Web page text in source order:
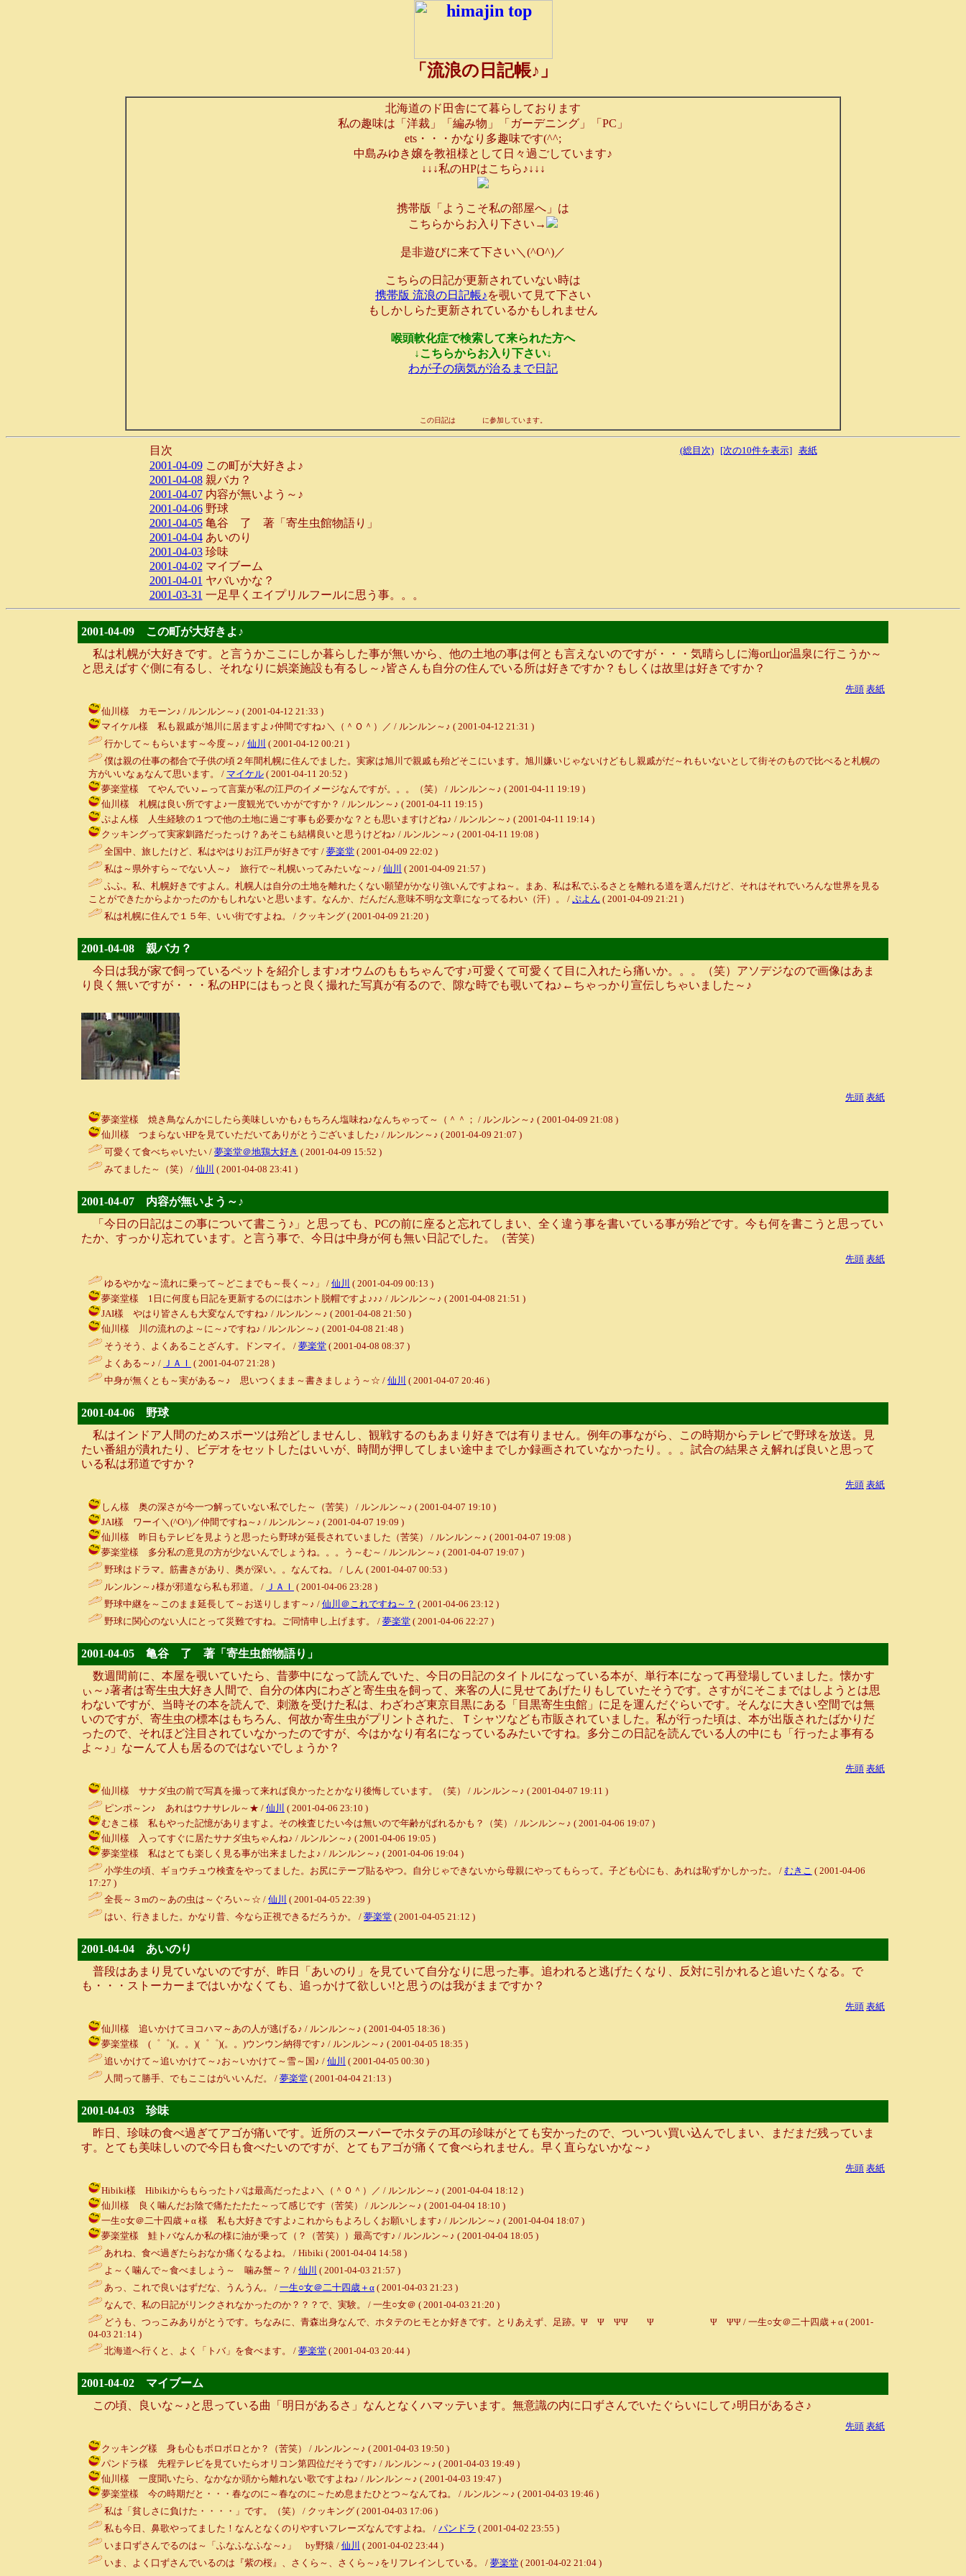
「流浪の日記帳♪」
北海道のド田舎にて暮らしております
私の趣味は「洋裁」「編み物」「ガーデニング」「PC」
ets・・・かなり多趣味です(^^;
中島みゆき嬢を教祖様として日々過ごしています♪
↓↓↓私のHPはこちら♪↓↓↓
携帯版「ようこそ私の部屋へ」は
こちらからお入り下さい→
是非遊びに来て下さい＼(^O^)／
こちらの日記が更新されていない時は
携帯版 流浪の日記帳♪を覗いて見て下さい
もしかしらた更新されているかもしれません
喉頭軟化症で検索して来られた方へ
↓こちらからお入り下さい↓
わが子の病気が治るまで日記
この日記は に参加しています。
目次 (総目次) [次の10件を表示] 表紙
2001-04-09この町が大好きよ♪
2001-04-08親バカ？
2001-04-07内容が無いよう～♪
2001-04-06野球
2001-04-05亀谷 了 著「寄生虫館物語り」
2001-04-04あいのり
2001-04-03珍味
2001-04-02 マイブーム
2001-04-01 ヤバいかな？
2001-03-31 一足早くエイプリルフールに思う事。。。
2001-04-09 この町が大好きよ♪
私は札幌が大好きです。と言うかここにしか暮らした事が無いから、他の土地の事は何とも言えないのですが・・・気晴らしに海or山or温泉に行こうか～
と思えばすぐ側に有るし、それなりに娯楽施設も有るし～♪皆さんも自分の住んでいる所は好きですか？もしくは故里は好きですか？
先頭 表紙
仙川樣 カモーン♪ / ルンルン～♪ ( 2001-04-12 21:33 )
マイケル樣 私も親戚が旭川に居ますよ♪仲間ですね♪＼（＾Ｏ＾）／ / ルンルン～♪ ( 2001-04-12 21:31 )
行かして～もらいます～今度～♪ / 仙川 ( 2001-04-12 00:21 )
僕は親の仕事の都合で子供の頃２年間札幌に住んでました。実家は旭川で親戚も殆どそこにいます。旭川嫌いじゃないけどもし親戚がだ～れもいないとして街そのもので比べると札幌の
方がいいなぁなんて思います。 / マイケル ( 2001-04-11 20:52 )
夢楽堂樣 てやんでい♪←って言葉が私の江戸のイメージなんですが。。。（笑） / ルンルン～♪ ( 2001-04-11 19:19 )
仙川樣 札幌は良い所ですよ♪一度観光でいかがですか？ / ルンルン～♪ ( 2001-04-11 19:15 )
ぷよん樣 人生経験の１つで他の土地に過ごす事も必要かな？とも思いますけどね♪ / ルンルン～♪ ( 2001-04-11 19:14 )
クッキングって実家釧路だったっけ？あそこも結構良いと思うけどね♪ / ルンルン～♪ ( 2001-04-11 19:08 )
全国中、旅したけど、私はやはりお江戸が好きです / 夢楽堂 ( 2001-04-09 22:02 )
私は～県外すら～でない人～♪ 旅行で～札幌いってみたいな～♪ / 仙川 ( 2001-04-09 21:57 )
ふふ。私、札幌好きですよん。札幌人は自分の土地を離れたくない願望がかなり強いんですよね～。まあ、私は私でふるさとを離れる道を選んだけど、それはそれでいろんな世界を見る
ことができたからよかったのかもしれないと思います。なんか、だんだん意味不明な文章になってるわい（汗）。 / ぷよん ( 2001-04-09 21:21 )
私は札幌に住んで１５年、いい街ですよね。 / クッキング ( 2001-04-09 21:20 )
2001-04-08 親バカ？
今日は我が家で飼っているペットを紹介します♪オウムのももちゃんです♪可愛くて可愛くて目に入れたら痛いか。。。（笑）アソデジなので画像はあま
り良く無いですが・・・私のHPにはもっと良く撮れた写真が有るので、隙な時でも覗いてね♪←ちゃっかり宣伝しちゃいました～♪
先頭 表紙
夢楽堂樣 焼き鳥なんかにしたら美味しいかも♪もちろん塩味ね♪なんちゃって～（＾＾； / ルンルン～♪ ( 2001-04-09 21:08 )
仙川樣 つまらないHPを見ていただいてありがとうございました♪ / ルンルン～♪ ( 2001-04-09 21:07 )
可愛くて食べちゃいたい / 夢楽堂＠地鶏大好き ( 2001-04-09 15:52 )
みてました～（笑） / 仙川 ( 2001-04-08 23:41 )
2001-04-07 内容が無いよう～♪
「今日の日記はこの事について書こう♪」と思っても、PCの前に座ると忘れてしまい、全く違う事を書いている事が殆どです。今も何を書こうと思ってい
たか、すっかり忘れています。と言う事で、今日は中身が何も無い日記でした。（苦笑）
先頭 表紙
ゆるやかな～流れに乗って～どこまでも～長く～♪」 / 仙川 ( 2001-04-09 00:13 )
夢楽堂樣 1日に何度も日記を更新するのにはホント脱帽ですよ♪♪♪ / ルンルン～♪ ( 2001-04-08 21:51 )
JAI樣 やはり皆さんも大変なんですね♪ / ルンルン～♪ ( 2001-04-08 21:50 )
仙川樣 川の流れのよ～に～♪ですね♪ / ルンルン～♪ ( 2001-04-08 21:48 )
そうそう、よくあることざんす。ドンマイ。 / 夢楽堂 ( 2001-04-08 08:37 )
よくある～♪ /
ＪＡＩ ( 2001-04-07 21:28 )
中身が無くとも～実がある～♪ 思いつくまま～書きましょう～☆ / 仙川 ( 2001-04-07 20:46 )
2001-04-06 野球
私はインドア人間のためスポーツは殆どしませんし、観戦するのもあまり好きでは有りません。例年の事ながら、この時期からテレビで野球を放送。見
たい番組が潰れたり、ビデオをセットしたはいいが、時間が押してしまい途中までしか録画されていなかったり。。。試合の結果さえ解れば良いと思って
いる私は邪道ですか？
先頭 表紙
しん樣 奥の深さが今一つ解っていない私でした～（苦笑） / ルンルン～♪ ( 2001-04-07 19:10 )
JAI樣 ワーイ＼(^O^)／仲間ですね～♪ / ルンルン～♪ ( 2001-04-07 19:09 )
仙川樣 昨日もテレビを見ようと思ったら野球が延長されていました（苦笑） / ルンルン～♪ ( 2001-04-07 19:08 )
夢楽堂樣 多分私の意見の方が少ないんでしょうね。。。う～む～ / ルンルン～♪ ( 2001-04-07 19:07 )
野球はドラマ。筋書きがあり、奥が深い。。なんてね。 / しん ( 2001-04-07 00:53 )
ルンルン～♪様が邪道なら私も邪道。 /
ＪＡＩ ( 2001-04-06 23:28 )
野球中継を～このまま延長して～お送りします～♪ / 仙川＠これですね～？ ( 2001-04-06 23:12 )
野球に関心のない人にとって災難ですね。ご同情申し上げます。 / 夢楽堂 ( 2001-04-06 22:27 )
2001-04-05 亀谷 了 著「寄生虫館物語り」
数週間前に、本屋を覗いていたら、昔夢中になって読んでいた、今日の日記のタイトルになっている本が、単行本になって再登場していました。懐かす
ぃ～♪著者は寄生虫大好き人間で、自分の体内にわざと寄生虫を飼って、来客の人に見せてあげたりもしていたそうです。さすがにそこまではしようとは思
わないですが、当時その本を読んで、刺激を受けた私は、わざわざ東京目黒にある「目黒寄生虫館」に足を運んだぐらいです。そんなに大きい空間では無
いのですが、寄生虫の標本はもちろん、何故か寄生虫がプリントされた、Ｔシャツなども市販されていました。私が行った頃は、本が出版されたばかりだ
ったので、それほど注目されていなかったのですが、今はかなり有名になっているみたいですね。多分この日記を読んでいる人の中にも「行ったよ事有る
よ～♪」なーんて人も居るのではないでしょうか？
先頭 表紙
仙川樣 サナダ虫の前で写真を撮って来れば良かったとかなり後悔しています。（笑） / ルンルン～♪ ( 2001-04-07 19:11 )
ピンポ～ン♪ あれはウナサレル～★ / 仙川 ( 2001-04-06 23:10 )
むきこ樣 私もやった記憶がありますよ。その検査じたい今は無いので年齢がばれるかも？（笑） / ルンルン～♪ ( 2001-04-06 19:07 )
仙川樣 入ってすぐに居たサナダ虫ちゃんね♪ / ルンルン～♪ ( 2001-04-06 19:05 )
夢楽堂樣 私はとても楽しく見る事が出来ましたよ♪ / ルンルン～♪ ( 2001-04-06 19:04 )
小学生の頃、ギョウチュウ検査をやってました。お尻にテープ貼るやつ。自分じゃできないから母親にやってもらって。子ども心にも、あれは恥ずかしかった。 / むきこ ( 2001-04-06
17:27 )
全長～３mの～あの虫は～ぐろい～☆ / 仙川 ( 2001-04-05 22:39 )
はい、行きました。かなり昔、今なら正視できるだろうか。 / 夢楽堂 ( 2001-04-05 21:12 )
2001-04-04 あいのり
普段はあまり見ていないのですが、昨日「あいのり」を見ていて自分なりに思った事。追われると逃げたくなり、反対に引かれると追いたくなる。で
も・・・ストーカーまではいかなくても、追っかけて欲しい!と思うのは我がままですか？
先頭 表紙
仙川樣 追いかけてヨコハマ～あの人が逃げる♪ / ルンルン～♪ ( 2001-04-05 18:36 )
夢楽堂樣 (゜゜)(。。)(゜゜)(。。)ウンウン納得です♪ / ルンルン～♪ ( 2001-04-05 18:35 )
追いかけて～追いかけて～♪お～いかけて～雪～国♪ / 仙川 ( 2001-04-05 00:30 )
人間って勝手、でもここはがいいんだ。 / 夢楽堂 ( 2001-04-04 21:13 )
2001-04-03 珍味
昨日、珍味の食べ過ぎてアゴが痛いです。近所のスーパーでホタテの耳の珍味がとても安かったので、ついつい買い込んでしまい、まだまだ残っていま
す。とても美味しいので今日も食べたいのですが、とてもアゴが痛くて食べられません。早く直らないかな～♪
先頭 表紙
Hibiki樣 Hibikiからもらったトバは最高だったよ♪＼（＾Ｏ＾）／ / ルンルン～♪ ( 2001-04-04 18:12 )
仙川樣 良く噛んだお陰で痛たたたた～って感じです（苦笑） / ルンルン～♪ ( 2001-04-04 18:10 )
一生○女＠二十四歳＋α 樣 私も大好きですよ♪これからもよろしくお願いします♪ / ルンルン～♪ ( 2001-04-04 18:07 )
夢楽堂樣 鮭トバなんか私の様に油が乗って（？（苦笑））最高です♪ / ルンルン～♪ ( 2001-04-04 18:05 )
あれね、食べ過ぎたらおなか痛くなるよね。 / Hibiki ( 2001-04-04 14:58 )
よ～く噛んで～食べましょう～ 噛み蟹～？ / 仙川 ( 2001-04-03 21:57 )
あっ、これで良いはずだな、うんうん。 / 一生○女＠二十四歳＋α ( 2001-04-03 21:23 )
なんで、私の日記がリンクされなかったのか？？？で、実験。 / 一生○女＠ ( 2001-04-03 21:20 )
どうも、つっこみありがとうです。ちなみに、青森出身なんで、ホタテのヒモとか好きです。とりあえず、足跡。Ψ Ψ ΨΨ Ψ Ψ ΨΨ / 一生○女＠二十四歳＋α ( 2001-
04-03 21:14 )
北海道へ行くと、よく「トバ」を食べます。 / 夢楽堂 ( 2001-04-03 20:44 )
2001-04-02 マイブーム
この頃、良いな～♪と思っている曲「明日があるさ」なんとなくハマッテいます。無意識の内に口ずさんでいたぐらいにして♪明日があるさ♪
先頭 表紙
クッキング樣 身も心もボロボロとか？（苦笑） / ルンルン～♪ ( 2001-04-03 19:50 )
パンドラ樣 先程テレビを見ていたらオリコン第四位だそうです♪ / ルンルン～♪ ( 2001-04-03 19:49 )
仙川樣 一度聞いたら、なかなか頭から離れない歌ですよね♪ / ルンルン～♪ ( 2001-04-03 19:47 )
夢楽堂樣 今の時期だと・・・春なのに～春なのに～ため息またひとつ～なんてね。 / ルンルン～♪ ( 2001-04-03 19:46 )
私は「貧しさに負けた・・・・」です。（笑） / クッキング ( 2001-04-03 17:06 )
私も今日、鼻歌やってました！なんとなくのりやすいフレーズなんですよね。 / パンドラ ( 2001-04-02 23:55 )
いま口ずさんでるのは～「ふなふなふな～♪」 by野猿 / 仙川 ( 2001-04-02 23:44 )
いま、よく口ずさんでいるのは『紫の桜』、さくら～、さくら～♪をリフレインしている。 / 夢楽堂 ( 2001-04-02 21:04 )